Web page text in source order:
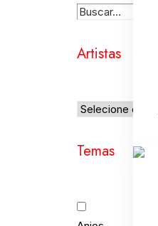
Artistas
Temas